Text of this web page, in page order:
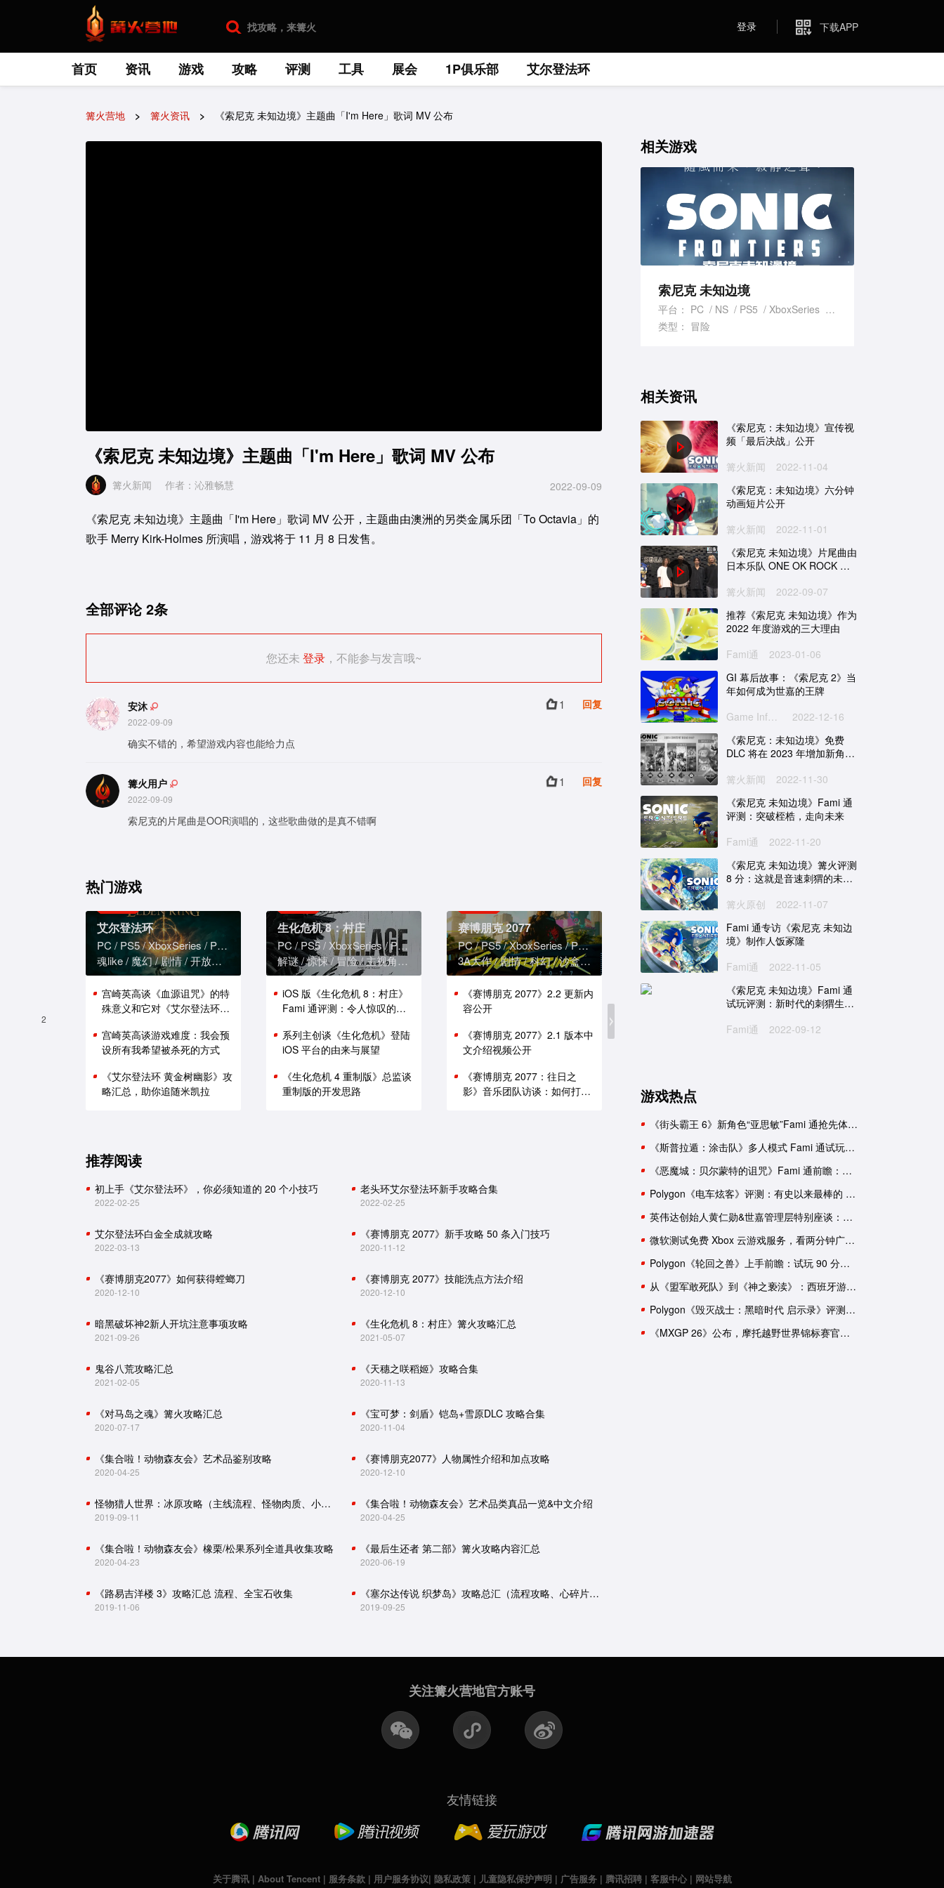
登录 下载APP
首页 资讯 游戏 攻略 评测 工具 展会 1P俱乐部 艾尔登法环
篝火营地 篝火资讯 《索尼克 未知边境》主题曲「I'm Here」歌词 MV 公布
《索尼克 未知边境》主题曲「I'm Here」歌词 MV 公布
篝火新闻 作者：沁雅畅慧 2022-09-09
《索尼克 未知边境》主题曲「I'm Here」歌词 MV 公开，主题曲由澳洲的另类金属乐团「To Octavia」的
歌手 Merry Kirk-Holmes 所演唱，游戏将于 11 月 8 日发售。
全部评论 2条
您还未 登录 ，不能参与发言哦~
安沐
2022-09-09
1 回复
确实不错的，希望游戏内容也能给力点
篝火用户
2022-09-09
1 回复
索尼克的片尾曲是OOR演唱的，这些歌曲做的是真不错啊
热门游戏
艾尔登法环
PC PS5 XboxSeries PS4
XboxOne
魂like
魔幻 剧情 开放世界
宫崎英高谈《血源诅咒》的特
殊意义和它对《艾尔登法环》
宫崎英高谈游戏难度：我会预
设所有我希望被杀死的方式
《艾尔登法环 黄金树幽影》攻
略汇总，助你追随米凯拉
生化危机 8：村庄
PC PS5 XboxSeries PS4
XboxOne
解谜 惊悚 冒险 主视角 恐怖
iOS 版《生化危机 8：村庄》
Fami 通评测：令人惊叹的性
系列主创谈《生化危机》登陆
iOS 平台的由来与展望
《生化危机 4 重制版》总监谈
重制版的开发思路
赛博朋克 2077
PC PS5 XboxSeries PS4
XboxOne
3A大作 剧情 科幻 沙盒 赛博朋克
《赛博朋克 2077》2.2 更新内
容公开
《赛博朋克 2077》2.1 版本中
文介绍视频公开
《赛博朋克 2077：往日之
影》音乐团队访谈：如何打造
宝可梦传说 阿尔宙斯
NS
日式 探索 狩猎 神话 剧情 养成 第三人称
《宝可梦 朱／紫》Polygon 评
《宝可梦 朱／紫》需要配音
本限定联名球鞋
刺客信条：英灵殿
3A大作
《刺客信条 英灵殿》x《怪
猎人 世界》联动宣传片公开
推荐阅读
初上手《艾尔登法环》，你必须知道的 20 个小技巧
2022-02-25
老头环艾尔登法环新手攻略合集
2022-02-25
艾尔登法环白金全成就攻略
2022-03-13
《赛博朋克 2077》新手攻略 50 条入门技巧
2020-11-12
《赛博朋克2077》如何获得螳螂刀
2020-12-10
《赛博朋克 2077》技能洗点方法介绍
2020-12-10
暗黑破坏神2新人开坑注意事项攻略
2021-09-26
《生化危机 8：村庄》篝火攻略汇总
2021-05-07
鬼谷八荒攻略汇总
2021-02-05
《天穗之咲稻姬》攻略合集
2020-11-13
《对马岛之魂》篝火攻略汇总
2020-07-17
《宝可梦：剑盾》铠岛+雪原DLC 攻略合集
2020-11-04
《集合啦！动物森友会》艺术品鉴别攻略
2020-04-25
《赛博朋克2077》人物属性介绍和加点攻略
2020-12-10
怪物猎人世界：冰原攻略（主线流程、怪物肉质、小技巧）
2019-09-11
《集合啦！动物森友会》艺术品类真品一览&中文介绍
2020-04-25
《集合啦！动物森友会》橡栗/松果系列全道具收集攻略
2020-04-23
《最后生还者 第二部》篝火攻略内容汇总
2020-06-19
《路易吉洋楼 3》攻略汇总 流程、全宝石收集
2019-11-06
《塞尔达传说 织梦岛》攻略总汇（流程攻略、心碎片、贝壳收集）
2019-09-25
相关资讯
《索尼克：未知边境》宣传视
频「最后决战」公开
篝火新闻
2022-11-04
《索尼克：未知边境》六分钟
动画短片公开
篝火新闻
2022-11-01
《索尼克 未知边境》片尾曲由
日本乐队 ONE OK ROCK 演
篝火新闻
2022-09-07
推荐《索尼克 未知边境》作为
2022 年度游戏的三大理由
Fami通
2023-01-06
GI 幕后故事：《索尼克 2》当
年如何成为世嘉的王牌
2022-12-16
《索尼克：未知边境》免费
DLC 将在 2023 年增加新角
篝火新闻
2022-11-30
《索尼克 未知边境》Fami 通
评测：突破桎梏，走向未来
Fami通
2022-11-20
《索尼克 未知边境》篝火评测
8 分：这就是音速刺猬的未
篝火原创
2022-11-07
Fami 通专访《索尼克 未知边
境》制作人饭冢隆
Fami通
2022-11-05
《索尼克 未知边境》Fami 通
试玩评测：新时代的刺猬生存
Fami通
2022-09-12
相关游戏
索尼克 未知边境
平台： PC NS PS5 XboxSeries PS4
类型： 冒险
游戏热点
《街头霸王 6》新角色“亚思敏”Fami 通抢先体验报告
《斯普拉遁：涂击队》多人模式 Fami 通试玩：与好友并肩推进故事
《恶魔城：贝尔蒙特的诅咒》Fami 通前瞻：要素杂糅的新生《恶魔城》
Polygon《电车炫客》评测：有史以来最棒的 3D 索尼克游戏！
英伟达创始人黄仁勋&世嘉管理层特别座谈：一次改变命运的邂逅
微软测试免费 Xbox 云游戏服务，看两分钟广告可用一小时
Polygon《轮回之兽》上手前瞻：试玩 90 分钟后，我依然有一肚子疑惑
从《盟军敢死队》到《神之亵渎》：西班牙游戏工作室盘点
Polygon《毁灭战士：黑暗时代 启示录》评测：轰轰烈烈的谢幕演出？
《MXGP 26》公布，摩托越野世界锦标赛官方游戏回归
用微信扫描二维码
用QQ扫描二维码
2
关注篝火营地官方账号
友情链接
关于腾讯| About Tencent| 服务条款| 用户服务协议| 隐私政策| 儿童隐私保护声明 | 广告服务| 腾讯招聘| 客服中心| 网站导航